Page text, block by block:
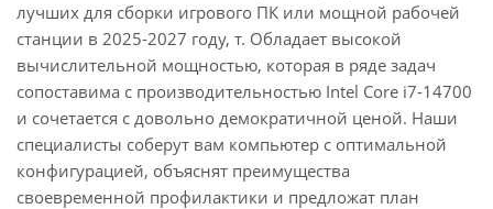
лучших для сборки игрового ПК или мощной рабочей
станции в 2025-2027 году, т. Обладает высокой
вычислительной мощностью, которая в ряде задач
сопоставима с производительностью Intel Core i7-14700
и сочетается с довольно демократичной ценой. Наши
специалисты соберут вам компьютер с оптимальной
конфигурацией, объяснят преимущества
своевременной профилактики и предложат план